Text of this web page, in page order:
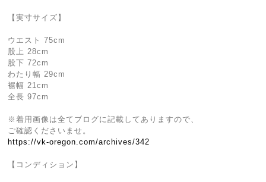
【実寸サイズ】
ウエスト 75cm
股上 28cm
股下 72cm
わたり幅 29cm
裾幅 21cm
全長 97cm
※着用画像は全てブログに記載してありますので、
ご確認くださいませ。
https://vk-oregon.com/archives/342
【コンディション】